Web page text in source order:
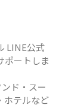
LINE公式
ポートしま
ド・スー
ホテルなど